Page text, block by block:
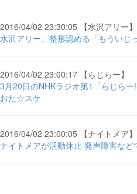
2016/04/02 23:30:05 【水沢アリー】
水沢アリー、整形認める「もういじ
2016/04/02 23:00:17 【らじらー】
3月20日のNHKラジオ第1「らじら
おた☆スケ
2016/04/02 23:00:05 【ナイトメア】
ナイトメアが活動休止 発声障害な